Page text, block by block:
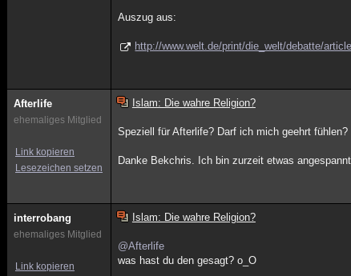
Auszug aus:
http://www.welt.de/print/die_welt/debatte/
Afterlife
ehemaliges Mitglied
Link kopieren
Lesezeichen setzen
Islam: Die wahre Religion?
Speziell für Afterlife? Darf ich mich geehrt fühlen?
Danke Bekchris. Ich bin zurzeit etwas
interrobang
ehemaliges Mitglied
Link kopieren
Islam: Die wahre Religion?
@Afterlife
was hast du den gesagt? o_O